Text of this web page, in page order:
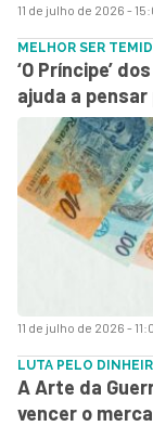
11 de julho de 2026 -
11 de julho de 2026 -
MELHOR SER
‘O Príncipe’
ajuda a
LUTA PELO
A Arte da
vencer o